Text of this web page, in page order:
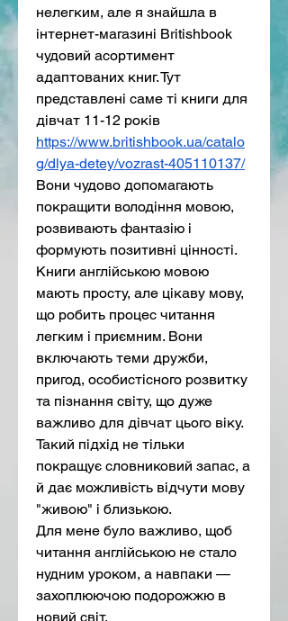
нелегким, але я знайшла в
інтернет-магазині Britishbook
чудовий асортимент
адаптованих книг. Тут
представлені саме ті книги для
https://www.britishbook.ua/catalo
g/dlya-detey/vozrast-405110137/
Вони чудово допомагають
покращити володіння мовою,
розвивають фантазію і
формують позитивні цінності.
Книги англійською мовою
мають просту, але цікаву мову,
що робить процес читання
легким і приємним. Вони
включають теми дружби,
пригод, особистісного розвитку
та пізнання світу, що дуже
важливо для дівчат цього віку.
Такий підхід не тільки
покращує словниковий запас, а
й дає можливість відчути мову
"живою" і близькою.
Для мене було важливо, щоб
читання англійською не стало
нудним уроком, а навпаки —
захоплюючою подорожжю в
новий світ.